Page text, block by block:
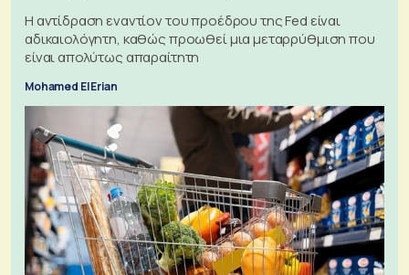
Η αντίδραση εναντίον του προέδρου της Fed είναι
αδικαιολόγητη, καθώς προωθεί μια μεταρρύθμιση που
είναι απολύτως απαραίτητη
Mohamed El Erian